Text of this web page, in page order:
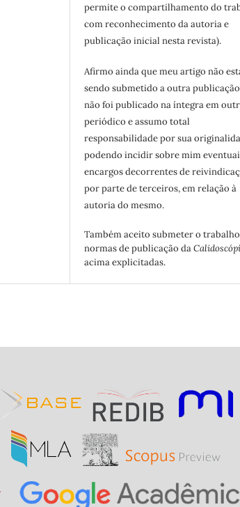
permite o compartilhamento do
com reconhecimento da autoria e
publicação inicial nesta revista).
Afirmo ainda que meu artigo não
sendo submetido a outra
não foi publicado na íntegra em
periódico e assumo total
responsabilidade por sua
podendo incidir sobre mim
encargos decorrentes de
por parte de terceiros, em relação à
autoria do mesmo.
Também aceito submeter o
normas de publicação da
acima explicitadas.